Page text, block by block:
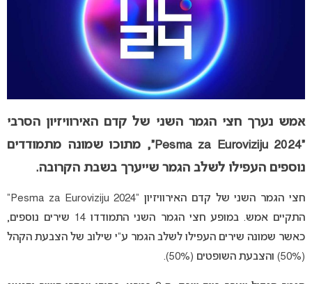
אמש נערך חצי הגמר השני של קדם האירוויזיון הסרבי
“Pesma za Euroviziju 2024”, מתוכו שמונה מתמודדים
נוספים העפילו לשלב הגמר שייערך בשבת הקרובה.
חצי הגמר השני של קדם האירוויזיון “Pesma za Euroviziju 2024”
התקיים אמש. במופע חצי הגמר השני התמודדו 14 שירים נוספים,
כאשר שמונה שירים העפילו לשלב הגמר ע”י שילוב של הצבעת הקהל
(50%) והצבעת השופטים (50%).